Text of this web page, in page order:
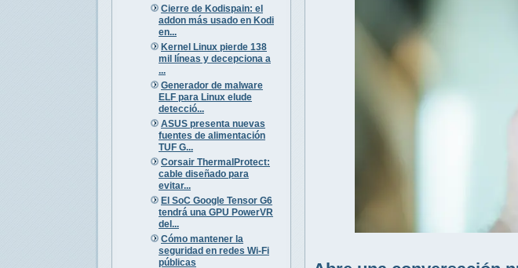
Cierre de Kodispain: el
addon más usado en Kodi
en...
Kernel Linux pierde 138
mil líneas y decepciona a
...
Generador de malware
ELF para Linux elude
detecció...
ASUS presenta nuevas
fuentes de alimentación
TUF G...
Corsair ThermalProtect:
cable diseñado para
evitar...
El SoC Google Tensor G6
tendrá una GPU PowerVR
del...
Cómo mantener la
seguridad en redes Wi-Fi
públicas